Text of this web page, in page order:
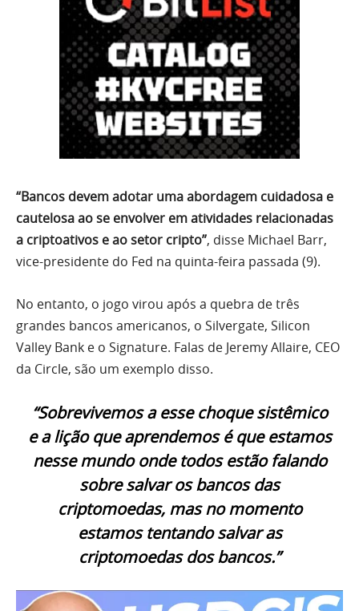
“Bancos devem adotar uma abordagem cuidadosa e
cautelosa ao se envolver em atividades relacionadas
a criptoativos e ao setor cripto”, disse Michael Barr,
vice-presidente do Fed na quinta-feira passada (9).
No entanto, o jogo virou após a quebra de três
grandes bancos americanos, o Silvergate, Silicon
Valley Bank e o Signature. Falas de Jeremy Allaire, CEO
da Circle, são um exemplo disso.
“Sobrevivemos a esse choque sistêmico
e a lição que aprendemos é que estamos
nesse mundo onde todos estão falando
sobre salvar os bancos das
criptomoedas, mas no momento
estamos tentando salvar as
criptomoedas dos bancos.”